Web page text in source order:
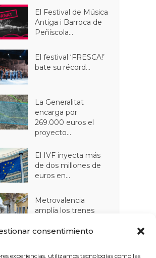
consentimiento
experiencias, utilizamos tecnologías como las
El Festival de Música
Antiga i Barroca de
Peñíscola...
El festival ‘FRESCA!’
bate su récord...
La Generalitat
encarga por
269.000 euros el
proyecto...
El IVF inyecta más
de dos millones de
euros en...
Metrovalencia
amplía los trenes
arranca este viernes